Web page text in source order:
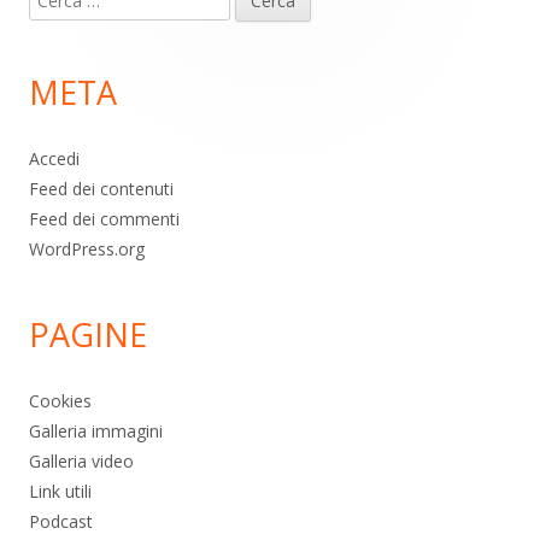
piè
pagina
per:
META
Accedi
Feed dei contenuti
Feed dei commenti
WordPress.org
PAGINE
Cookies
Galleria immagini
Galleria video
Link utili
Podcast